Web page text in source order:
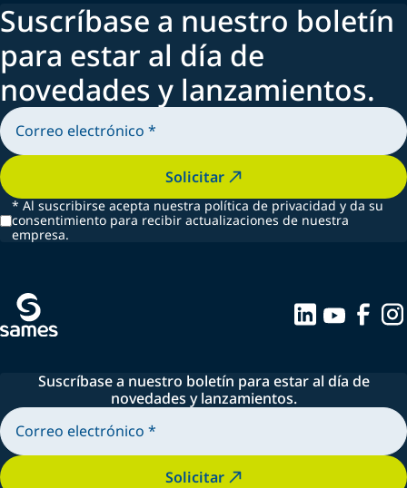
Suscríbase a nuestro boletín
para estar al día de
novedades y lanzamientos.
Solicitar
* Al suscribirse acepta nuestra política de privacidad y da su
consentimiento para recibir actualizaciones de nuestra
empresa.
Suscríbase a nuestro boletín para estar al día de
novedades y lanzamientos.
Solicitar